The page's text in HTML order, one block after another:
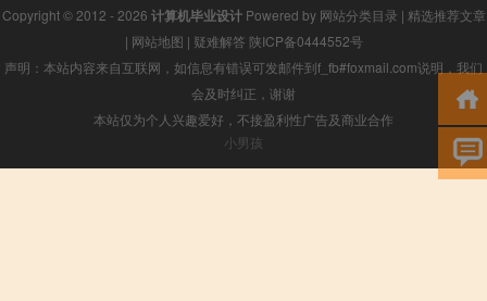
Copyright © 2012 - 2026 计算机毕业设计Powered by 网站分类目录 | 精选推荐文章
| 网站地图 | 疑难解答 陕ICP备0444552号
声明：本站内容来自互联网，如信息有错误可发邮件到f_fb#foxmail.com说明，我们
会及时纠正，谢谢
本站仅为个人兴趣爱好，不接盈利性广告及商业合作
小男孩